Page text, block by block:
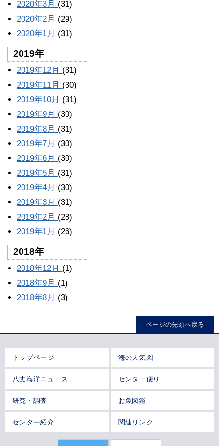
2020年3月 (31)
2020年2月 (29)
2020年1月 (31)
2019年
2019年12月 (31)
2019年11月 (30)
2019年10月 (31)
2019年9月 (30)
2019年8月 (31)
2019年7月 (30)
2019年6月 (30)
2019年5月 (31)
2019年4月 (30)
2019年3月 (31)
2019年2月 (28)
2019年1月 (26)
2018年
2018年12月 (1)
2018年9月 (1)
2018年8月 (3)
ページの先頭へ戻る
トップページ 海の天気図
八丈海洋ニュース センター便り
研究・調査 お魚図鑑
センター紹介 関連リンク